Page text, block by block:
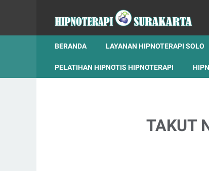
BERANDA LAYANAN HIPNOTERAPI SOLO
PELATIHAN HIPNOTIS HIPNOTERAPI
TAKUT